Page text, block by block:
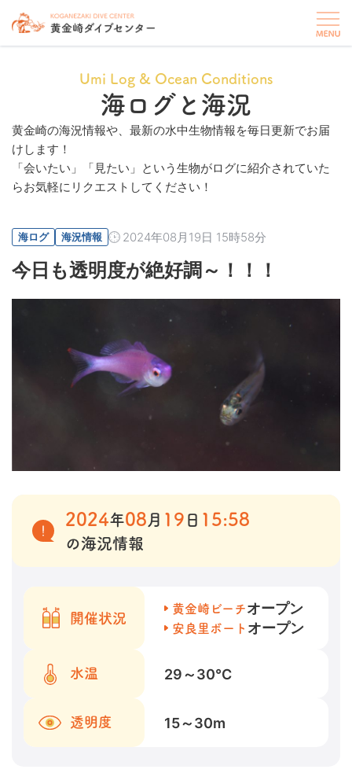
Umi Log & Ocean Conditions
海ログと海況
黄金崎の海況情報や、最新の水中生物情報を毎日更新でお届
けします！
「会いたい」「見たい」という生物がログに紹介されていた
らお気軽にリクエストしてください！
海ログ 海況情報 2024年08月19日 15時58分
今日も透明度が絶好調～！！！
2024年08 月 19 日 15:58
の海況情報
開催状況
黄金崎ビーチオープン
安良里ボート オープン
水温 29～30℃
透明度 15～30m